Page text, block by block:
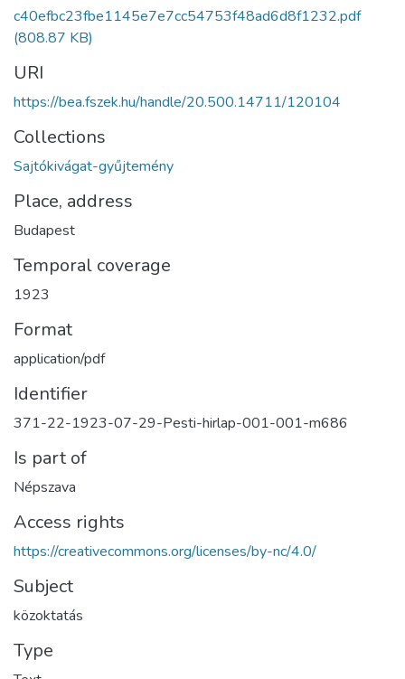
c40efbc23fbe1145e7e7cc54753f48ad6d8f1232.pdf
(808.87 KB)
URI
https://bea.fszek.hu/handle/20.500.14711/120104
Collections
Sajtókivágat-gyűjtemény
Place, address
Budapest
Temporal coverage
1923
Format
application/pdf
Identifier
371-22-1923-07-29-Pesti-hirlap-001-001-m686
Is part of
Népszava
Access rights
https://creativecommons.org/licenses/by-nc/4.0/
Subject
közoktatás
Type